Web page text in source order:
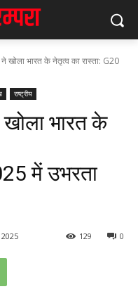
खोला भारत के नेतृत्व का रास्ता: G20
राष्ट्रीय
भारत के
में उभरता
0
129